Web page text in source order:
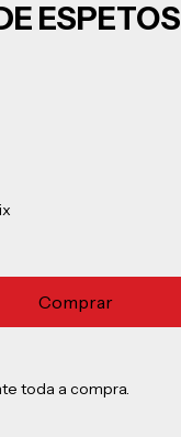
ESPETOS
toda a compra.